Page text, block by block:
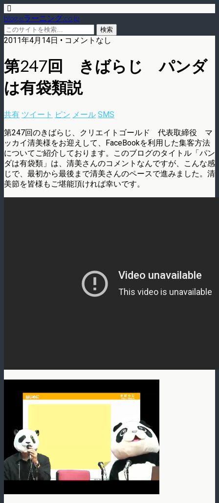
blog.eラーニング.co.jp
2011年4月14日 • コメントなし
第247回 きばらじ パンダ
は有袋類説
共有 ツイート ピン メール SMS
第247回のきばらじ、クリエイトゴールド 代表取締役 マ
ッカイ清美様をお迎えして、FaceBookを利用した集客方法
についてご紹介しております。このブログのタイトル「パン
ダは有袋類」は、清美さんのコメントなんですが、こんな感
じで、最初から最後まで清美さんのペースで進みました。清
美節を皆様もご堪能頂ければ幸いです。